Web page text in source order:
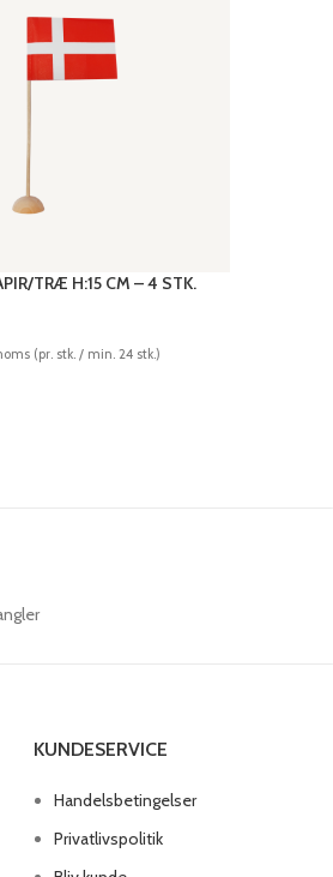
TRÆ H:15 CM – 4 STK.
(pr. stk. / min. 24 stk.)
KUNDESERVICE
Handelsbetingelser
Privatlivspolitik